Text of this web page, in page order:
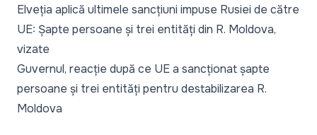
Elveția aplică ultimele sancțiuni impuse Rusiei de către
UE: Șapte persoane și trei entități din R. Moldova,
vizate
Guvernul, reacție după ce UE a sancționat șapte
persoane și trei entități pentru destabilizarea R.
Moldova